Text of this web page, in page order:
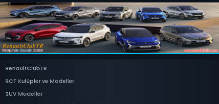
RenaultClubTR
RCT Kulüpler ve Modeller
SUV Modeller